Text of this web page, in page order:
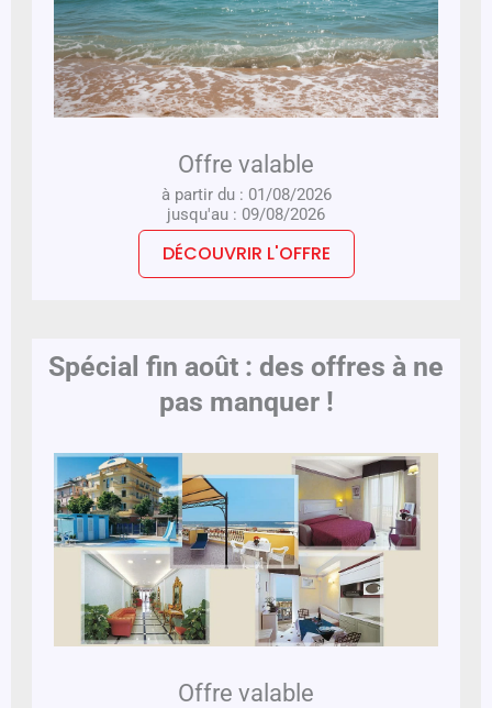
Offre valable
à partir du : 01/08/2026
jusqu'au : 09/08/2026
DÉCOUVRIR L'OFFRE
Spécial fin août : des offres à ne
pas manquer !
Offre valable